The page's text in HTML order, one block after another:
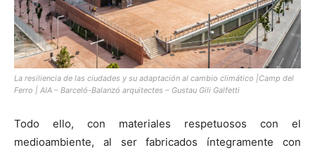
La resiliencia de las ciudades y su adaptación al cambio climático |Camp del
Ferro | AIA – Barceló-Balanzó arquitectes – Gustau Gili Galfetti
Todo ello, con materiales respetuosos con el
medioambiente, al ser fabricados íntegramente con